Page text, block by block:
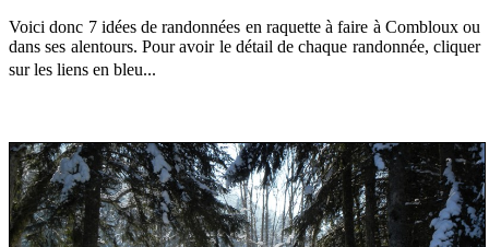
Voici donc 7 idées de randonnées en raquette à faire à Combloux ou
dans ses alentours. Pour avoir le détail de chaque randonnée, cliquer
sur les liens en bleu...